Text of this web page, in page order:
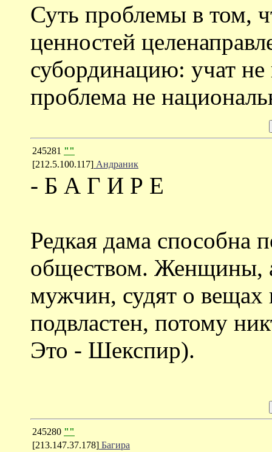
Суть проблемы в том,
ценностей
субординацию: учат
проблема не
245281 ""
[212.5.100.117] Андраник
- Б А Г И Р Е
Редкая дама способна
обществом. Женщины,
мужчин, судят о
подвластен, потому
Это - Шекспир).
245280 ""
[213.147.37.178] Багира